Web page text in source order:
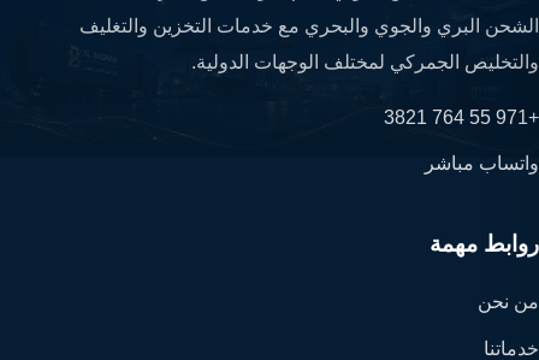
الشحن البري والجوي والبحري مع خدمات التخزين والتغليف
والتخليص الجمركي لمختلف الوجهات الدولية.
+971 55 764 3821
واتساب مباشر
روابط مهمة
من نحن
خدماتنا